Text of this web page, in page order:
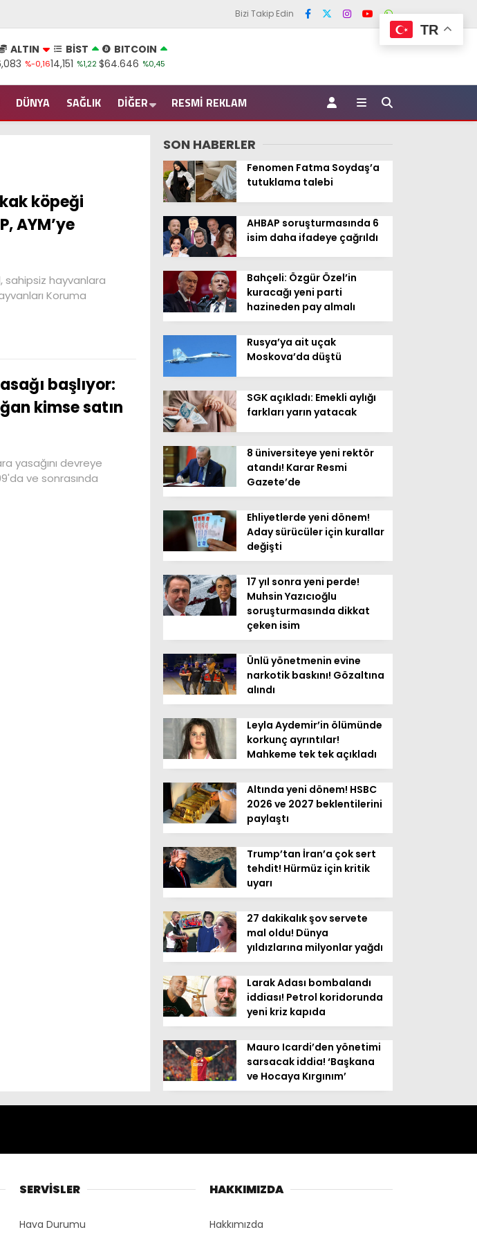
Bizi Takip Edin
ALTIN
%-0,16
BİST
14,151 %1,22
BITCOIN
$64.646 %0,45
DÜNYA SAĞLIK DİĞER RESMI REKLAM
köpeği
AYM’ye
sahipsiz hayvanlara
Koruma
başlıyor:
kimse satın
yasağını devreye
ve sonrasında
SON HABERLER
Fenomen Fatma Soydaş’a
tutuklama talebi
AHBAP soruşturmasında 6
isim daha ifadeye çağrıldı
Bahçeli: Özgür Özel’in
kuracağı yeni parti
hazineden pay almalı
Rusya’ya ait uçak
Moskova’da düştü
SGK açıkladı: Emekli aylığı
farkları yarın yatacak
8 üniversiteye yeni rektör
atandı! Karar Resmi
Gazete’de
Ehliyetlerde yeni dönem!
Aday sürücüler için kurallar
değişti
17 yıl sonra yeni perde!
Muhsin Yazıcıoğlu
soruşturmasında dikkat
çeken isim
Ünlü yönetmenin evine
narkotik baskını! Gözaltına
alındı
Leyla Aydemir’in ölümünde
korkunç ayrıntılar!
Mahkeme tek tek açıkladı
Altında yeni dönem! HSBC
2026 ve 2027 beklentilerini
paylaştı
Trump’tan İran’a çok sert
tehdit! Hürmüz için kritik
uyarı
27 dakikalık şov servete
mal oldu! Dünya
yıldızlarına milyonlar yağdı
Larak Adası bombalandı
iddiası! Petrol koridorunda
yeni kriz kapıda
Mauro Icardi’den yönetimi
sarsacak iddia! ‘Başkana
ve Hocaya Kırgınım’
SERVİSLER
Hava Durumu
HAKKIMIZDA
Hakkımızda
TR